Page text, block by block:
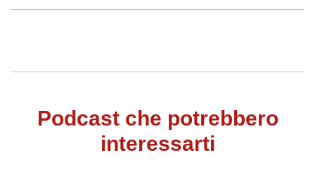
Podcast che potrebbero
interessarti